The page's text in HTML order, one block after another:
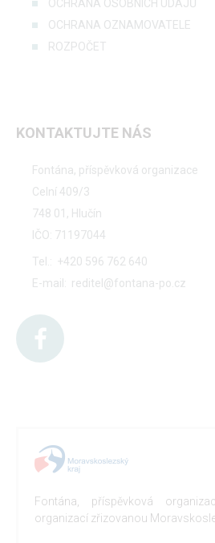
OCHRANA OSOBNÍCH ÚDAJŮ
OCHRANA OZNAMOVATELE
ROZPOČET
KONTAKTUJTE NÁS
Fontána, příspěvková organizace
Celní 409/3
748 01, Hlučín
IČO: 71197044
Tel.: +420 596 762 640
E-mail: reditel@fontana-po.cz
Fontána, příspěvková
organizací zřizovanou